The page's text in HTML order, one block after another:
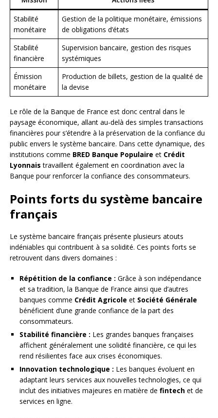
Stabilité
monétaire
Gestion de la politique monétaire, émissions
de obligations d’états
Stabilité
financière
Supervision bancaire, gestion des risques
systémiques
Émission
monétaire
Production de billets, gestion de la qualité de
la devise
Le rôle de la Banque de France est donc central dans le
paysage économique, allant au-delà des simples transactions
financières pour s’étendre à la préservation de la confiance du
public envers le système bancaire. Dans cette dynamique, des
institutions comme BRED Banque Populaire et Crédit
Lyonnais travaillent également en coordination avec la
Banque pour renforcer la confiance des consommateurs.
Points forts du système bancaire
français
Le système bancaire français présente plusieurs atouts
indéniables qui contribuent à sa solidité. Ces points forts se
retrouvent dans divers domaines :
Répétition de la confiance : Grâce à son indépendance
et sa tradition, la Banque de France ainsi que d’autres
banques comme Crédit Agricole et Société Générale
bénéficient d’une grande confiance de la part des
consommateurs.
Stabilité financière : Les grandes banques françaises
affichent généralement une solidité financière, ce qui les
rend résilientes face aux crises économiques.
Innovation technologique : Les banques évoluent en
adaptant leurs services aux nouvelles technologies, ce qui
inclut des initiatives majeures en matière de fintech et de
services en ligne.